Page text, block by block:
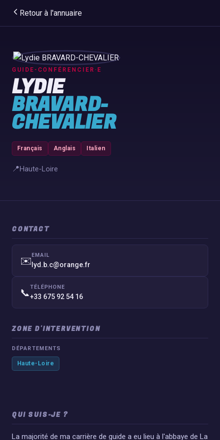
Retour à l'annuaire
GUIDE-CONFÉRENCIER·E
LYDIE
BRAVARD-
CHEVALIER
Français Anglais Italien
📍Haute-Loire
QUI SUIS-JE ?
La majorité de ma carrière de guide a eu lieu à l'abbaye de La
CONTACT
✉️EMAIL
lyd.b.c@orange.fr
📞TÉLÉPHONE
+33 675 92 54 16
ZONE D'INTERVENTION
DÉPARTEMENTS
Haute-Loire